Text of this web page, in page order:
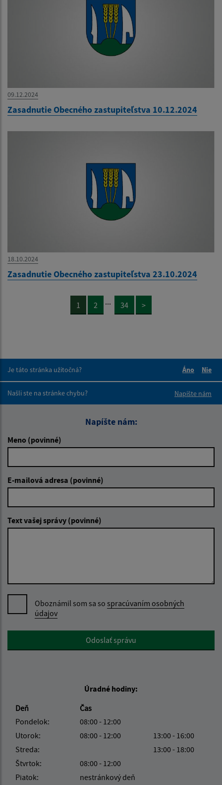
09.12.2024
Zasadnutie Obecného zastupiteľstva 10.12.2024
18.10.2024
Zasadnutie Obecného zastupiteľstva 23.10.2024
1 2 ... 34 >
Je táto stránka užitočná?
Áno
Nie
Našli ste na stránke chybu?
Napíšte nám
Napíšte nám:
Meno (povinné)
E-mailová adresa (povinné)
Text vašej správy (povinné)
Oboznámil som sa so spracúvaním osobných
údajov
Google reCaptcha ResponseOdoslať správu
Úradné hodiny:
Deň
Čas
Pondelok:
08:00 - 12:00
Utorok:
08:00 - 12:00
13:00 - 16:00
Streda:
13:00 - 18:00
Štvrtok:
08:00 - 12:00
Piatok:
nestránkový deň